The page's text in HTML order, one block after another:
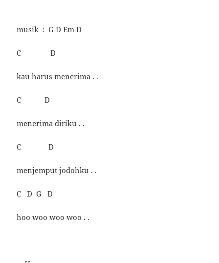
musik : G D Em D
C D
kau harus menerima . .
C D
menerima diriku . .
C D
menjemput jodohku . .
C D G D
hoo woo woo woo . .